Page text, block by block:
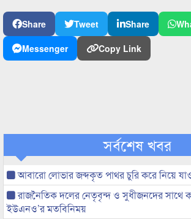
Share Tweet Share
Messenger
Copy Link
সর্বশেষ খবর
আবারো লোভার জব্দকৃত পাথর চুরি করে নিয়ে
রাজনৈতিক দলের নেতৃবৃন্দ ও সুধীজনদের সাথে
ইউএনও’র মতবিনিময়